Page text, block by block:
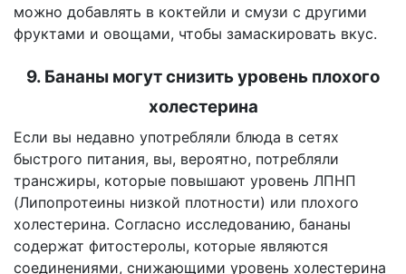
можно добавлять в коктейли и смузи с другими
фруктами и овощами, чтобы замаскировать вкус.
9. Бананы могут снизить уровень плохого
холестерина
Если вы недавно употребляли блюда в сетях
быстрого питания, вы, вероятно, потребляли
трансжиры, которые повышают уровень ЛПНП
(Липопротеины низкой плотности) или плохого
холестерина. Согласно исследованию, бананы
содержат фитостеролы, которые являются
соединениями, снижающими уровень холестерина